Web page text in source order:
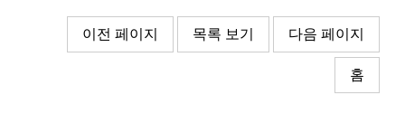
이전 페이지 목록 보기 다음 페이지
홈